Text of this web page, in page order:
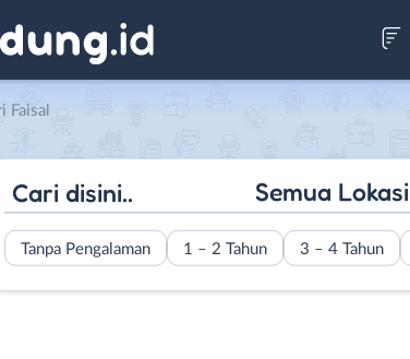
Faisal
Semua Lokasi
Tanpa Pengalaman 1 – 2 Tahun 3 – 4 Tahun